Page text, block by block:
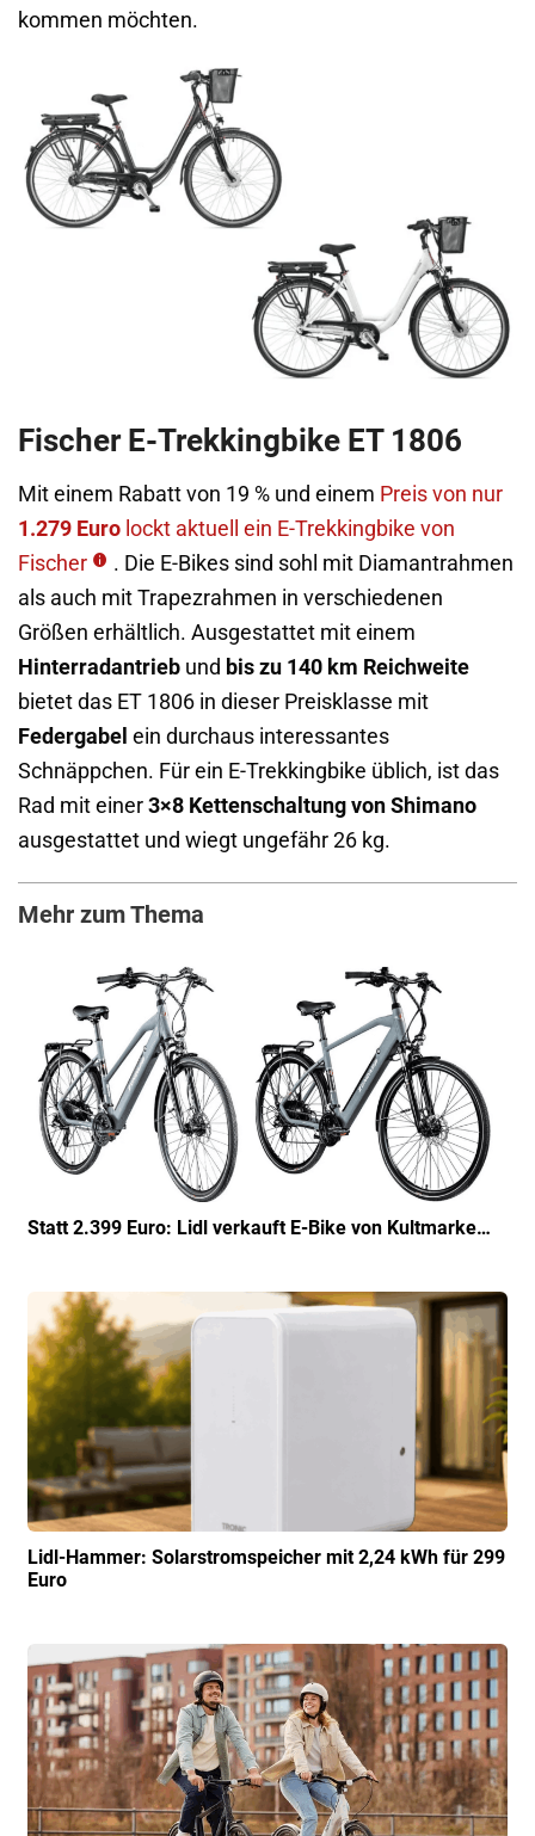
kommen möchten.
Fischer E-Trekkingbike ET 1806
Mit einem Rabatt von 19 % und einem Preis von nur
1.279 Euro lockt aktuell ein E-Trekkingbike von
Fischer
. Die E-Bikes sind sohl mit Diamantrahmen
als auch mit Trapezrahmen in verschiedenen
Größen erhältlich. Ausgestattet mit einem
Hinterradantrieb und bis zu 140 km Reichweite
bietet das ET 1806 in dieser Preisklasse mit
Federgabel ein durchaus interessantes
Schnäppchen. Für ein E-Trekkingbike üblich, ist das
Rad mit einer 3×8 Kettenschaltung von Shimano
ausgestattet und wiegt ungefähr 26 kg.
Mehr zum Thema
Statt 2.399 Euro: Lidl verkauft E-Bike von Kultmarke…
Lidl-Hammer: Solarstromspeicher mit 2,24 kWh für 299
Euro